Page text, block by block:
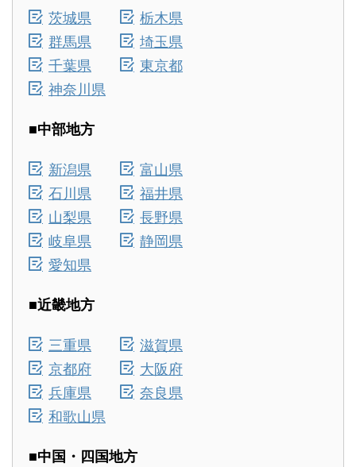
茨城県
栃木県
群馬県
埼玉県
千葉県
東京都
神奈川県
■中部地方
新潟県
富山県
石川県
福井県
山梨県
長野県
岐阜県
静岡県
愛知県
■近畿地方
三重県
滋賀県
京都府
大阪府
兵庫県
奈良県
和歌山県
■中国・四国地方